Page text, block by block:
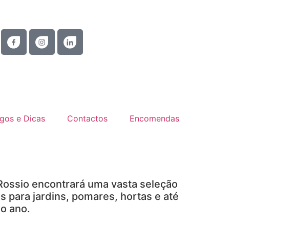
e Dicas Contactos Encomendas
encontrará uma vasta seleção
para jardins, pomares, hortas e até
ano.